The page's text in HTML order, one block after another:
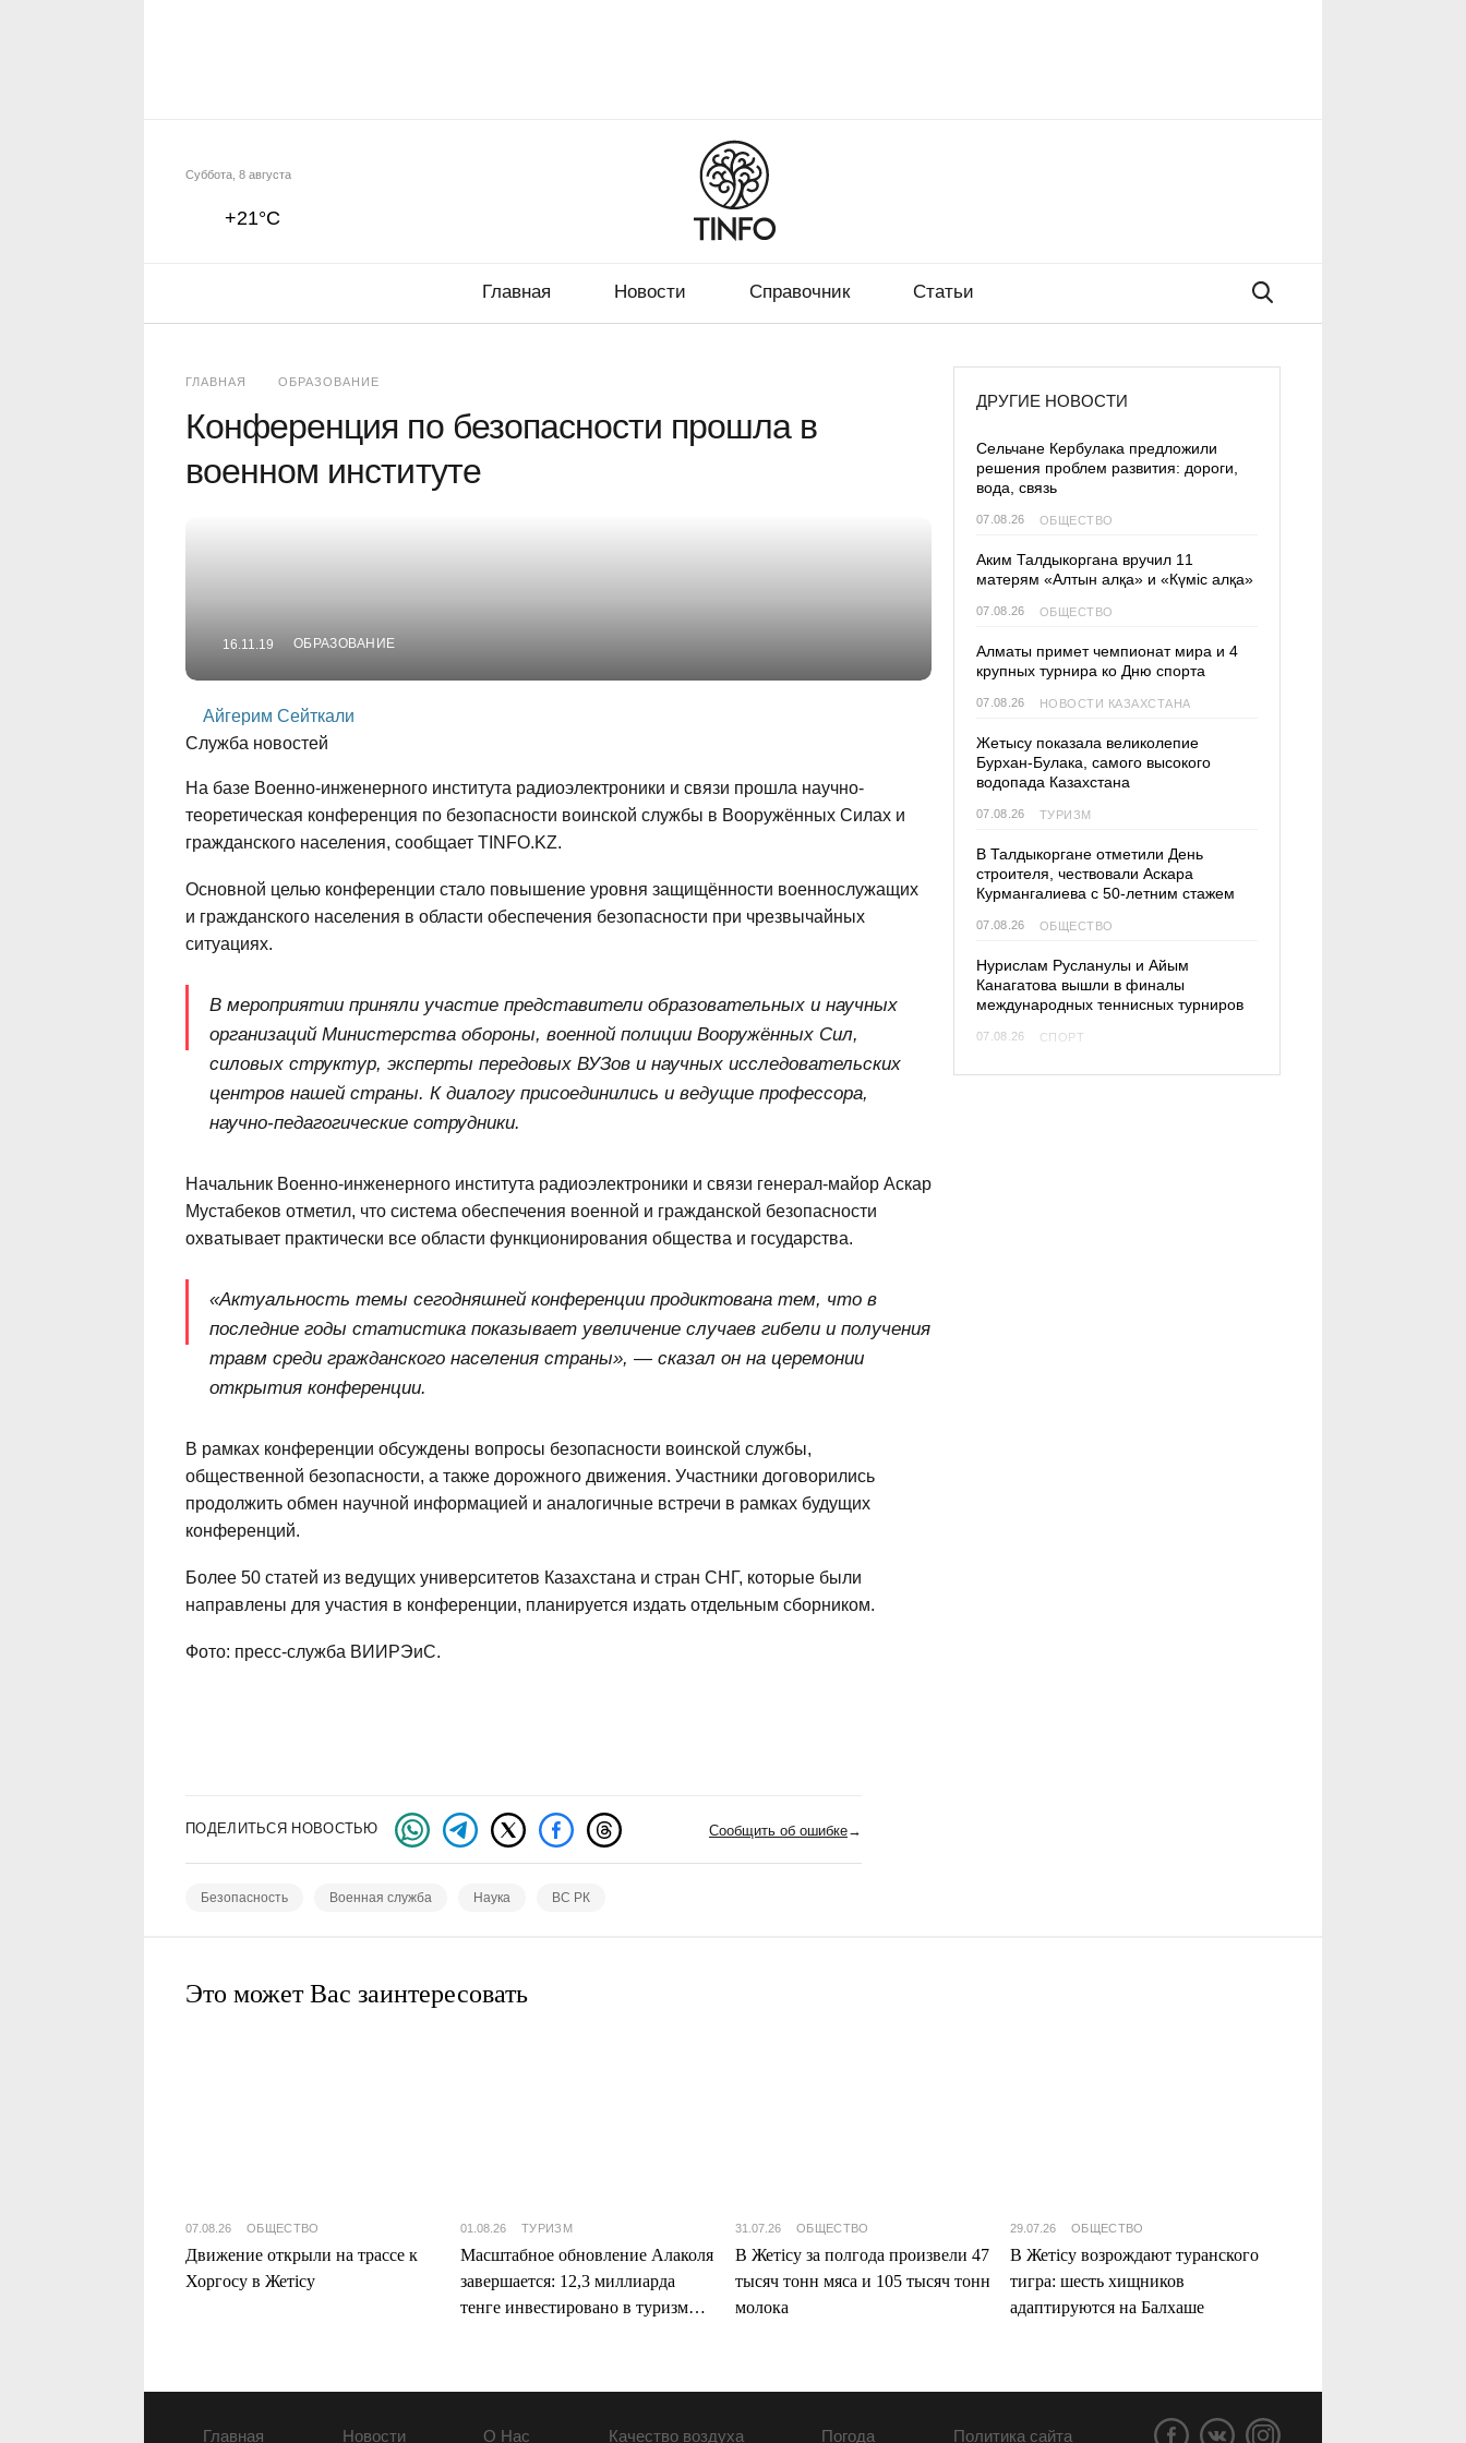
Главная Новости Справочник Статьи
+21°C
Суббота, 8 августа
ГЛАВНАЯ ОБРАЗОВАНИЕ
Конференция по безопасности прошла в
военном институте
16.11.19 ОБРАЗОВАНИЕ
Айгерим Сейткали
Служба новостей
На базе Военно-инженерного института радиоэлектроники и связи прошла научно-
теоретическая конференция по безопасности воинской службы в Вооружённых Силах и
гражданского населения, сообщает TINFO.KZ.
Основной целью конференции cтало повышение уровня защищённости военнослужащих
и гражданского населения в области обеспечения безопасности при чрезвычайных
ситуациях.
В мероприятии приняли участие представители образовательных и научных
организаций Министерства обороны, военной полиции Вооружённых Сил,
силовых структур, эксперты передовых ВУЗов и научных исследовательских
центров нашей страны. К диалогу присоединились и ведущие профессора,
научно-педагогические сотрудники.
Начальник Военно-инженерного института радиоэлектроники и связи генерал-майор Аскар
Мустабеков отметил, что система обеспечения военной и гражданской безопасности
охватывает практически все области функционирования общества и государства.
«Актуальность темы сегодняшней конференции продиктована тем, что в
последние годы статистика показывает увеличение случаев гибели и получения
травм среди гражданского населения страны», — сказал он на церемонии
открытия конференции.
В рамках конференции обсуждены вопросы безопасности воинской службы,
общественной безопасности, а также дорожного движения. Участники договорились
продолжить обмен научной информацией и аналогичные встречи в рамках будущих
конференций.
Более 50 статей из ведущих университетов Казахстана и стран СНГ, которые были
направлены для участия в конференции, планируется издать отдельным сборником.
Фото: пресс-служба ВИИРЭиС.
ДРУГИЕ НОВОСТИ
Сельчане Кербулака предложили
решения проблем развития: дороги,
вода, связь
07.08.26 ОБЩЕСТВО
Аким Талдыкоргана вручил 11
матерям «Алтын алқа» и «Күміс алқа»
07.08.26 ОБЩЕСТВО
Алматы примет чемпионат мира и 4
крупных турнира ко Дню спорта
07.08.26 НОВОСТИ КАЗАХСТАНА
Жетысу показала великолепие
Бурхан-Булака, самого высокого
водопада Казахстана
07.08.26 ТУРИЗМ
В Талдыкоргане отметили День
строителя, чествовали Аскара
Курмангалиева с 50-летним стажем
07.08.26 ОБЩЕСТВО
Нурислам Русланулы и Айым
Канагатова вышли в финалы
международных теннисных турниров
07.08.26 СПОРТ
ПОДЕЛИТЬСЯ НОВОСТЬЮ Сообщить об ошибке→
Безопасность Военная служба Наука ВС РК
Это может Вас заинтересовать
07.08.26 ОБЩЕСТВО
Движение открыли на трассе к
Хоргосу в Жетісу
01.08.26 ТУРИЗМ
Масштабное обновление Алаколя
завершается: 12,3 миллиарда
тенге инвестировано в туризм
31.07.26 ОБЩЕСТВО
В Жетісу за полгода произвели 47
тысяч тонн мяса и 105 тысяч тонн
молока
29.07.26 ОБЩЕСТВО
В Жетісу возрождают туранского
тигра: шесть хищников
адаптируются на Балхаше
Главная Новости О Нас Качество воздуха Погода Политика сайта